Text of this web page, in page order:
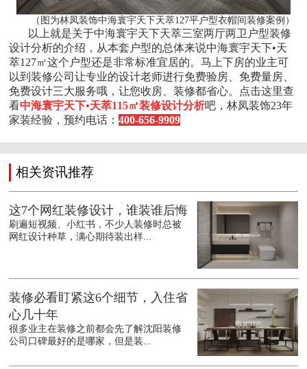
（图为林凤装饰中海寰宇天下天萃127平户型衣帽间装修案例）
以上就是关于中海寰宇天下天萃三室两厅两卫户型装修
设计分析的介绍，从本套户型的总体来说中海寰宇天下•天
萃127㎡这个户型还是非常标准宜居的。马上下房的业主可
以到装修公司让专业的设计老师进行免费验房、免费量房、
免费设计三大服务哦，让您收房、装修都省心。点击这里查
看中海寰宇天下•天萃115㎡装修设计分析吧，林凤装饰23年
家装经验，预约电话：400-656-9909
相关资讯推荐
这7个网红装修设计，谁装谁后悔
刷遍短视频、小红书，不少人装修时总被
网红设计种草，满心期待装出样...
装修必看盯紧这6个细节，入住省
心几十年
很多业主在装修之前都会先了解沈阳装修
公司口碑最好的是哪家，但是装...